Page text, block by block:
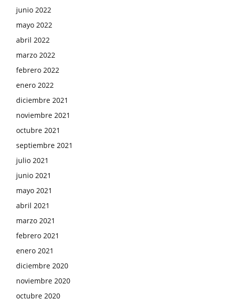
junio 2022
mayo 2022
abril 2022
marzo 2022
febrero 2022
enero 2022
diciembre 2021
noviembre 2021
octubre 2021
septiembre 2021
julio 2021
junio 2021
mayo 2021
abril 2021
marzo 2021
febrero 2021
enero 2021
diciembre 2020
noviembre 2020
octubre 2020